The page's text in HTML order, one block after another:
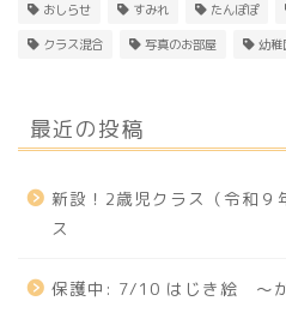
おしらせ すみれ たんぽぽ
クラス混合 写真のお部屋 幼稚
最近の投稿
新設！2歳児クラス（令和９
ス
保護中: 7/10 はじき絵 〜